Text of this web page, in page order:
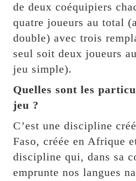
de deux coéquipiers
quatre joueurs au total
double) avec trois
seul soit deux joueurs
jeu simple).
Quelles sont les
jeu ?
C’est une discipline
Faso, créée en Afrique
discipline qui, dans sa
emprunte nos langues